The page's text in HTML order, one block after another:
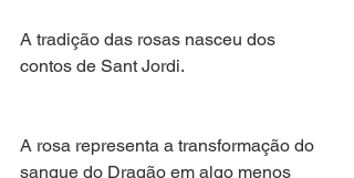
A tradição das rosas nasceu dos
contos de Sant Jordi.
A rosa representa a transformação do
sangue do Dragão em algo menos